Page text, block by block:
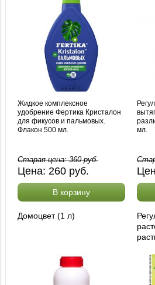
Жидкое комплексное
удобрение Фертика Кристалон
для фикусов и пальмовых.
Флакон 500 мл.
Старая цена:360руб.
Цена:260 руб.
В корзину
мл.
Домоцвет (1 л)